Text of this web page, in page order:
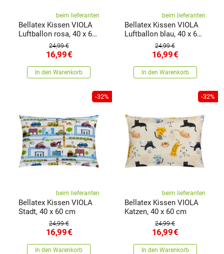
beim lieferanten
Bellatex Kissen VIOLA
Luftballon rosa, 40 x 60
24,99 €
16,99€
In den Warenkorb
beim lieferanten
Bellatex Kissen VIOLA
Luftballon blau, 40 x 60
24,99 €
16,99€
In den Warenkorb
-32%
beim lieferanten
Bellatex Kissen VIOLA
Stadt, 40 x 60 cm
24,99 €
16,99€
In den Warenkorb
-32%
beim lieferanten
Bellatex Kissen VIOLA
Katzen, 40 x 60 cm
24,99 €
16,99€
In den Warenkorb